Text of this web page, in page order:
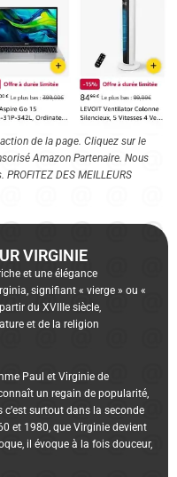
de la page. Cliquez sur le
Amazon Partenaire. Nous
DES MEILLEURS
VIRGINIE
et une élégance
signifiant « vierge » ou «
du XVIIIe siècle,
et de la religion
Paul et Virginie de
un regain de popularité,
surtout dans la seconde
et 1980, que Virginie devient
il évoque à la fois douceur,